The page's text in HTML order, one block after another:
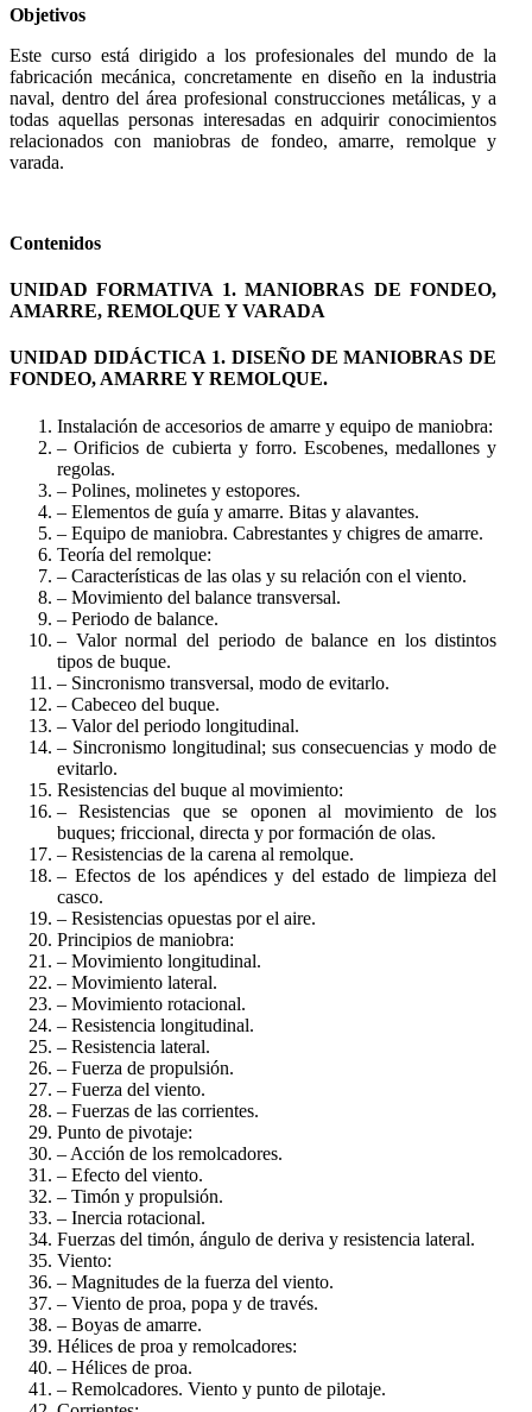
Objetivos
Este curso está dirigido a los profesionales del mundo de la
fabricación mecánica, concretamente en diseño en la industria
naval, dentro del área profesional construcciones metálicas, y a
todas aquellas personas interesadas en adquirir conocimientos
relacionados con maniobras de fondeo, amarre, remolque y
varada.
Contenidos
UNIDAD FORMATIVA 1. MANIOBRAS DE FONDEO,
AMARRE, REMOLQUE Y VARADA
UNIDAD DIDÁCTICA 1. DISEÑO DE MANIOBRAS DE
FONDEO, AMARRE Y REMOLQUE.
Instalación de accesorios de amarre y equipo de maniobra:
– Orificios de cubierta y forro. Escobenes, medallones y
regolas.
– Polines, molinetes y estopores.
– Elementos de guía y amarre. Bitas y alavantes.
– Equipo de maniobra. Cabrestantes y chigres de amarre.
Teoría del remolque:
– Características de las olas y su relación con el viento.
– Movimiento del balance transversal.
– Periodo de balance.
– Valor normal del periodo de balance en los distintos
tipos de buque.
– Sincronismo transversal, modo de evitarlo.
– Cabeceo del buque.
– Valor del periodo longitudinal.
– Sincronismo longitudinal; sus consecuencias y modo de
evitarlo.
Resistencias del buque al movimiento:
– Resistencias que se oponen al movimiento de los
buques; friccional, directa y por formación de olas.
– Resistencias de la carena al remolque.
– Efectos de los apéndices y del estado de limpieza del
casco.
– Resistencias opuestas por el aire.
Principios de maniobra:
– Movimiento longitudinal.
– Movimiento lateral.
– Movimiento rotacional.
– Resistencia longitudinal.
– Resistencia lateral.
– Fuerza de propulsión.
– Fuerza del viento.
– Fuerzas de las corrientes.
Punto de pivotaje:
– Acción de los remolcadores.
– Efecto del viento.
– Timón y propulsión.
– Inercia rotacional.
Fuerzas del timón, ángulo de deriva y resistencia lateral.
Viento:
– Magnitudes de la fuerza del viento.
– Viento de proa, popa y de través.
– Boyas de amarre.
Hélices de proa y remolcadores:
– Hélices de proa.
– Remolcadores. Viento y punto de pilotaje.